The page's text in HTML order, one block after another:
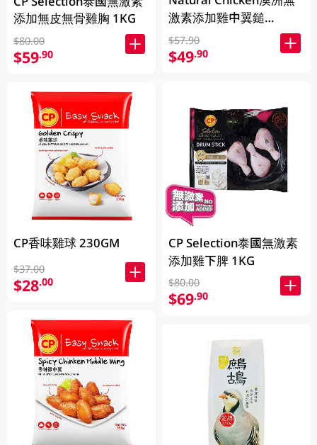
添加無皮無骨雞胸 1KG
$80.00
$59.90
CP香味雞球 230GM
$37.00
$28.00
激素添加雞中翼鎚
400GM
$57.90
$49.90
CP Selection泰國無激素
添加雞下脾 1KG
$80.00
$69.90